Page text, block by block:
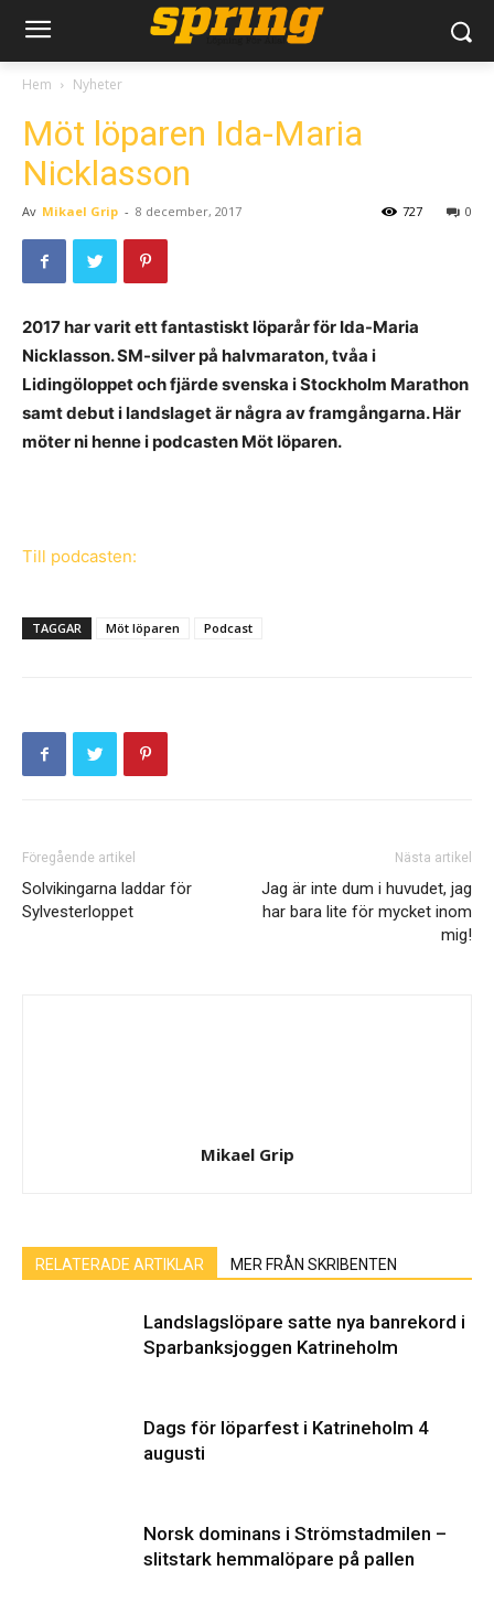
Hem Nyheter
Möt löparen Ida-Maria
Nicklasson
Av Mikael Grip - 8 december, 2017 0
727
2017 har varit ett fantastiskt löparår för Ida-Maria
Nicklasson. SM-silver på halvmaraton, tvåa i
Lidingöloppet och fjärde svenska i Stockholm Marathon
samt debut i landslaget är några av framgångarna. Här
möter ni henne i podcasten Möt löparen.
Till podcasten:
TAGGAR Möt löparen Podcast
Föregående artikel
Solvikingarna laddar för
Sylvesterloppet
Nästa artikel
Jag är inte dum i huvudet, jag
har bara lite för mycket inom
mig!
Mikael Grip
RELATERADE ARTIKLAR MER FRÅN SKRIBENTEN
Landslagslöpare satte nya banrekord i
Sparbanksjoggen Katrineholm
Dags för löparfest i Katrineholm 4
augusti
Norsk dominans i Strömstadmilen –
slitstark hemmalöpare på pallen